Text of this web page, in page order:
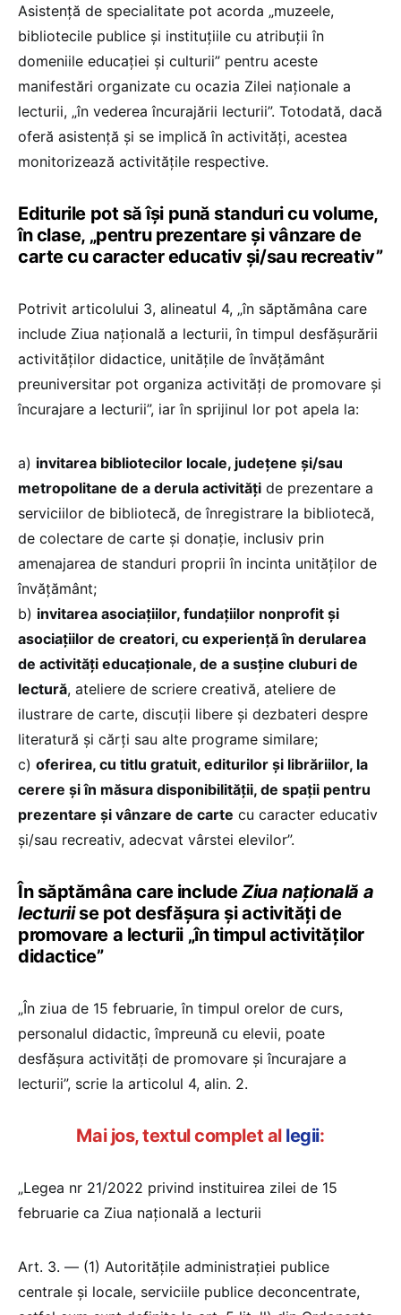
Asistență de specialitate pot acorda „muzeele,
bibliotecile publice și instituțiile cu atribuții în
domeniile educației și culturii” pentru aceste
manifestări organizate cu ocazia Zilei naționale a
lecturii, „în vederea încurajării lecturii”. Totodată, dacă
oferă asistență și se implică în activități, acestea
monitorizează activitățile respective.
Editurile pot să își pună standuri cu volume,
în clase, „pentru prezentare și vânzare de
carte cu caracter educativ și/sau recreativ”
Potrivit articolului 3, alineatul 4, „în săptămâna care
include Ziua națională a lecturii, în timpul desfășurării
activităților didactice, unitățile de învățământ
preuniversitar pot organiza activități de promovare și
încurajare a lecturii”, iar în sprijinul lor pot apela la:
a) invitarea bibliotecilor locale, județene și/sau
metropolitane de a derula activități de prezentare a
serviciilor de bibliotecă, de înregistrare la bibliotecă,
de colectare de carte și donație, inclusiv prin
amenajarea de standuri proprii în incinta unităților de
învățământ;
b) invitarea asociațiilor, fundațiilor nonprofit și
asociațiilor de creatori, cu experiență în derularea
de activități educaționale, de a susține cluburi de
lectură, ateliere de scriere creativă, ateliere de
ilustrare de carte, discuții libere și dezbateri despre
literatură și cărți sau alte programe similare;
c) oferirea, cu titlu gratuit, editurilor și librăriilor, la
cerere și în măsura disponibilității, de spații pentru
prezentare și vânzare de carte cu caracter educativ
și/sau recreativ, adecvat vârstei elevilor”.
În săptămâna care includeZiua națională a
lecturiise pot desfășura și activități de
promovare a lecturii „în timpul activităților
didactice”
„În ziua de 15 februarie, în timpul orelor de curs,
personalul didactic, împreună cu elevii, poate
desfășura activități de promovare și încurajare a
lecturii”, scrie la articolul 4, alin. 2.
Mai jos, textul complet al legii:
„Legea nr 21/2022 privind instituirea zilei de 15
februarie ca Ziua națională a lecturii
Art. 3. — (1) Autoritățile administrației publice
centrale și locale, serviciile publice deconcentrate,